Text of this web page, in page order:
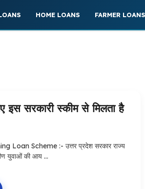
HOME LOANS FARMER LOANS
सरकारी स्कीम से मिलता है
Loan Scheme :- उत्तर प्रदेश सरकार राज्य
युवाओं की आय …